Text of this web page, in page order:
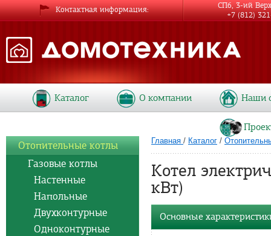
Главная / Каталог /
Котел
кВт)
Основные
Отопительные котлы
Газовые котлы
Настенные
Напольные
Двухконтурные
Одноконтурные
Каталог О компании Наши
Контактная информация
СПб, 3-ий
+7 (812)